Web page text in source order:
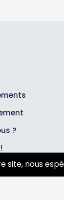
?
site, nous